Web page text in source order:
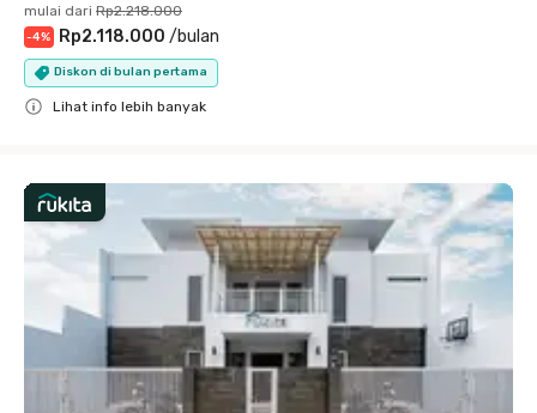
mulai dari Rp2.218.000
-4% Rp2.118.000 /bulan
Diskon di bulan pertama
Lihat info lebih banyak